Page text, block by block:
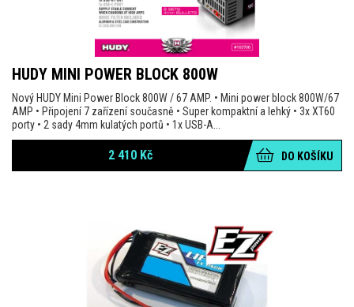
HUDY MINI POWER BLOCK 800W
Nový HUDY Mini Power Block 800W / 67 AMP. • Mini power block 800W/67
AMP • Připojení 7 zařízení současně • Super kompaktní a lehký • 3x XT60
porty • 2 sady 4mm kulatých portů • 1x USB-A...
2 410 Kč DO KOŠÍKU